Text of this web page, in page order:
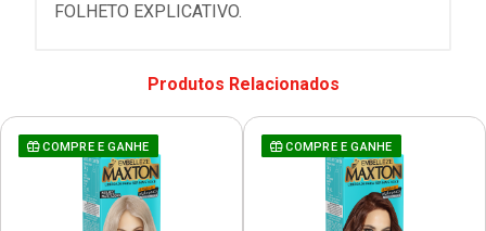
FOLHETO EXPLICATIVO.
Produtos Relacionados
COMPRE E GANHE COMPRE E GANHE